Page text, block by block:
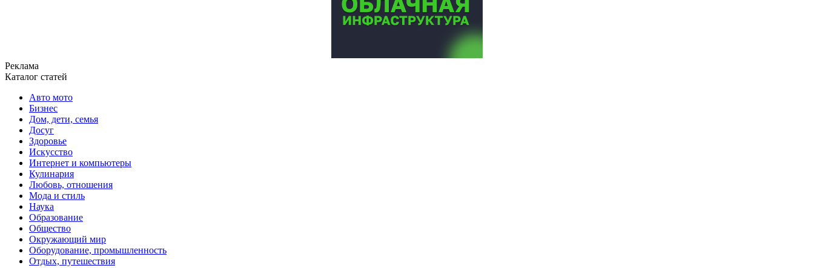
Реклама
Каталог статей
Авто мото
Бизнес
Дом, дети, семья
Досуг
Здоровье
Искусство
Интернет и компьютеры
Кулинария
Любовь, отношения
Мода и стиль
Наука
Образование
Общество
Окружающий мир
Оборудование, промышленность
Отдых, путешествия